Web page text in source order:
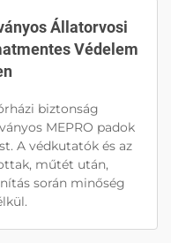
Állatorvosi
Védelem
biztonság
MEPRO padok
A védkutatók és az
műtét után,
során minőség